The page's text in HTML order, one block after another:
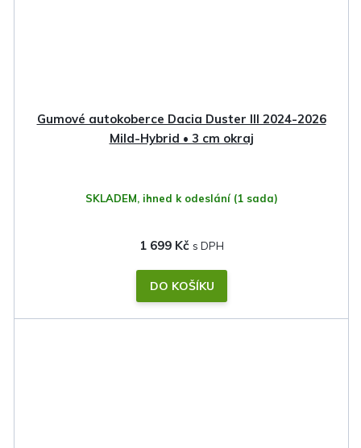
Gumové autokoberce Dacia Duster III 2024-2026
Mild-Hybrid • 3 cm okraj
SKLADEM, ihned k odeslání (1 sada)
1 699 Kč
DO KOŠÍKU